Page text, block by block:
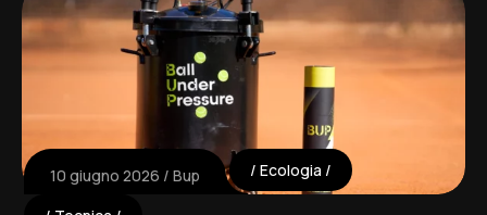
10 giugno 2026 Bup Ecologia